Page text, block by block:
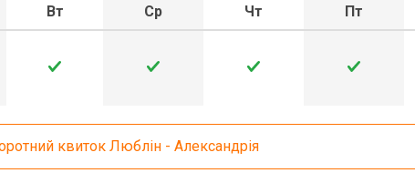
Вт Ср Чт Пт
квиток Люблін - Александрія